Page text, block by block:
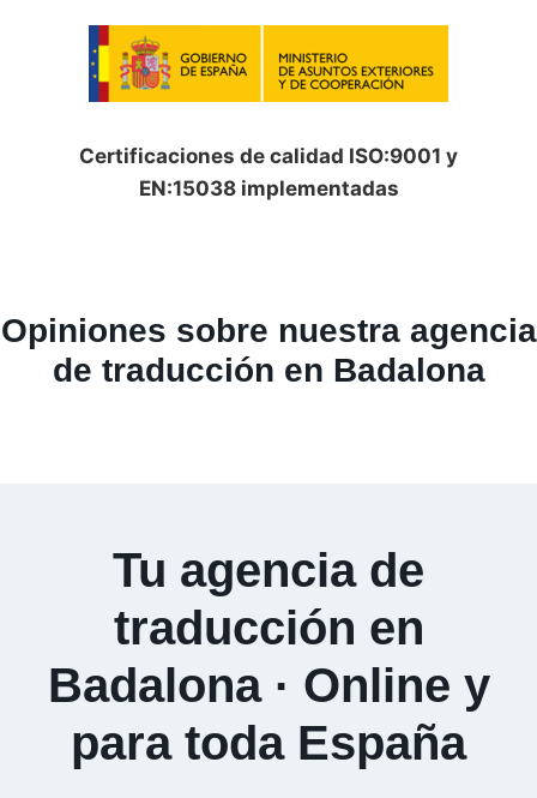
Certificaciones de calidad ISO:9001 y
EN:15038 implementadas
Opiniones sobre nuestra agencia
de traducción en Badalona
Tu agencia de
traducción en
Badalona · Online y
para toda España